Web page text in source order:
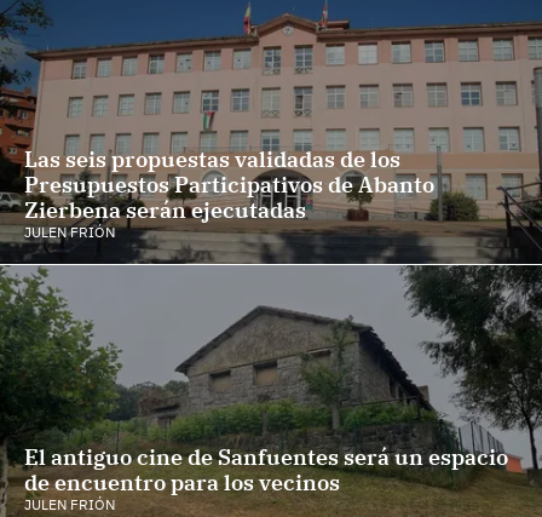
Las seis propuestas validadas de los
Presupuestos Participativos de Abanto
Zierbena serán ejecutadas
JULEN FRIÓN
El antiguo cine de Sanfuentes será un espacio
de encuentro para los vecinos
JULEN FRIÓN